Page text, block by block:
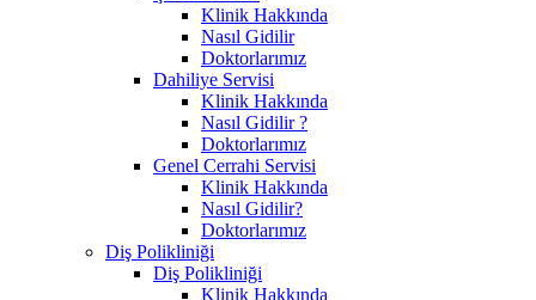
Klinik Hakkında
Nasıl Gidilir
Doktorlarımız
Dahiliye Servisi
Klinik Hakkında
Nasıl Gidilir ?
Doktorlarımız
Genel Cerrahi Servisi
Klinik Hakkında
Nasıl Gidilir?
Doktorlarımız
Diş Polikliniği
Diş Polikliniği
Klinik Hakkında